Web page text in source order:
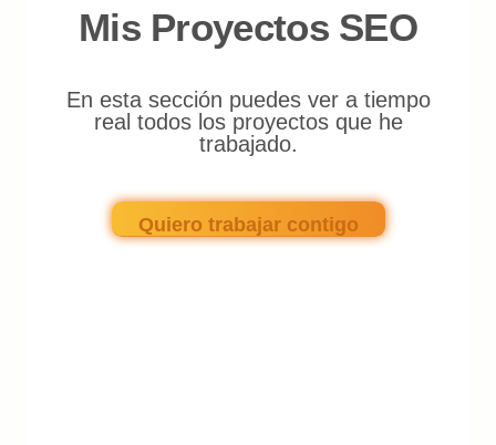
Mis Proyectos SEO
En esta sección puedes ver a tiempo
real todos los proyectos que he
trabajado.
Quiero trabajar contigo